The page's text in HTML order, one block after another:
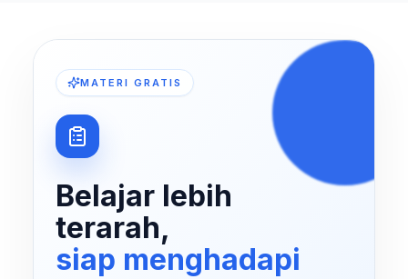
MATERI GRATIS
Belajar lebih
terarah,
siap menghadapi